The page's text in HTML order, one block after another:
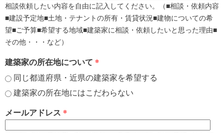
相談依頼したい内容を自由に記入してください。（■相談・依頼内容
■建設予定地■土地・テナントの所有・賃貸状況■建物についての希
望■ご予算■希望する地域■建築家に相談・依頼したいと思った理由■
その他・・・など）
建築家の所在地について *
同じ都道府県・近県の建築家を希望する
建築家の所在地にはこだわらない
メールアドレス *